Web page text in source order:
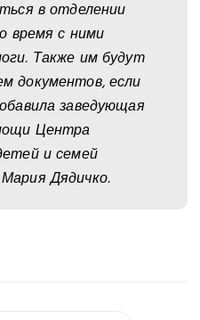
в отделении
время с ними
Также им будут
документов, если
заведующая
Центра
и семей
Дядичко.